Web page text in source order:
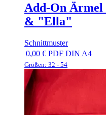
Add-On
& "Ella"
Schnittmuster
0,00 € PDF DIN A4
Größen: 32 - 54